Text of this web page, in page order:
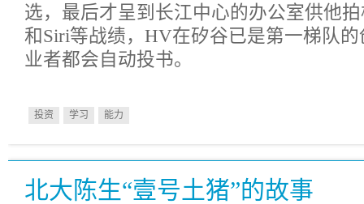
选，最后才呈到长江中心的办公室供他
和Siri等战绩，HV在矽谷已是第一梯队
业者都会自动投书。
投资 学习 能力
北大陈生“壹号土猪”的故事